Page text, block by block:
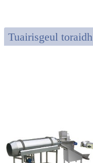
Tuairisgeul toraidh